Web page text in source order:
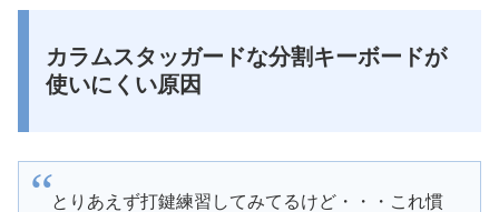
カラムスタッガードな分割キーボードが
使いにくい原因
とりあえず打鍵練習してみてるけど・・・これ慣